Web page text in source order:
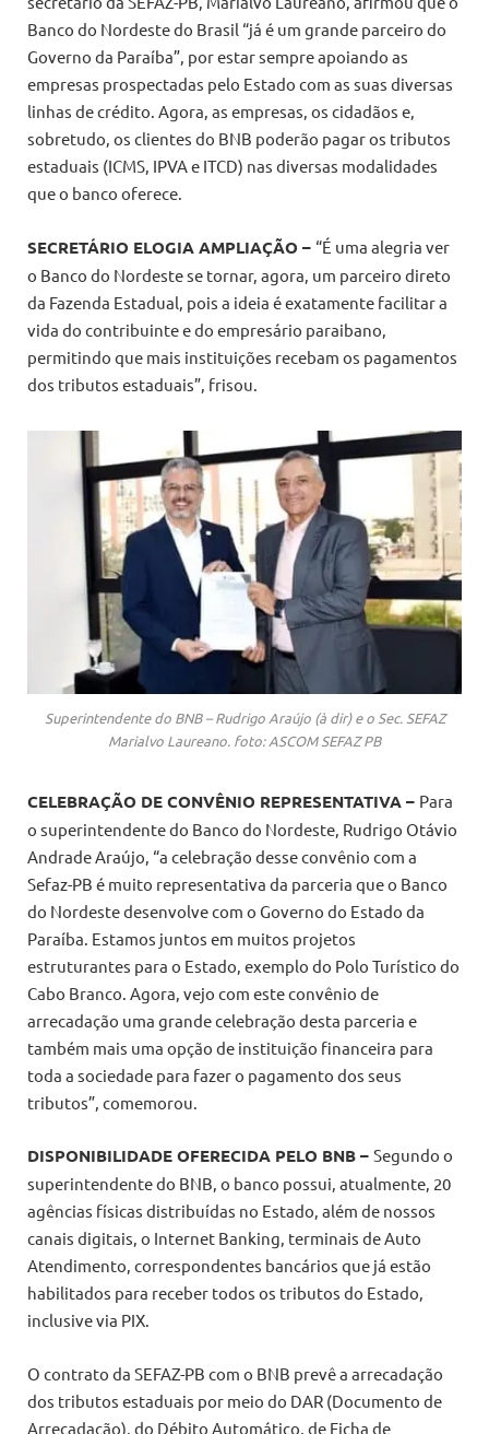
Banco do Nordeste do Brasil “já é um grande parceiro do
Governo da Paraíba”, por estar sempre apoiando as
empresas prospectadas pelo Estado com as suas diversas
linhas de crédito. Agora, as empresas, os cidadãos e,
sobretudo, os clientes do BNB poderão pagar os tributos
estaduais (ICMS, IPVA e ITCD) nas diversas modalidades
que o banco oferece.
SECRETÁRIO ELOGIA AMPLIAÇÃO – “É uma alegria ver
o Banco do Nordeste se tornar, agora, um parceiro direto
da Fazenda Estadual, pois a ideia é exatamente facilitar a
vida do contribuinte e do empresário paraibano,
permitindo que mais instituições recebam os pagamentos
dos tributos estaduais”, frisou.
Superintendente do BNB – Rudrigo Araújo (à dir) e o Sec. SEFAZ
Marialvo Laureano. foto: ASCOM SEFAZ PB
CELEBRAÇÃO DE CONVÊNIO REPRESENTATIVA – Para
o superintendente do Banco do Nordeste, Rudrigo Otávio
Andrade Araújo, “a celebração desse convênio com a
Sefaz-PB é muito representativa da parceria que o Banco
do Nordeste desenvolve com o Governo do Estado da
Paraíba. Estamos juntos em muitos projetos
estruturantes para o Estado, exemplo do Polo Turístico do
Cabo Branco. Agora, vejo com este convênio de
arrecadação uma grande celebração desta parceria e
também mais uma opção de instituição financeira para
toda a sociedade para fazer o pagamento dos seus
tributos”, comemorou.
DISPONIBILIDADE OFERECIDA PELO BNB – Segundo o
superintendente do BNB, o banco possui, atualmente, 20
agências físicas distribuídas no Estado, além de nossos
canais digitais, o Internet Banking, terminais de Auto
Atendimento, correspondentes bancários que já estão
habilitados para receber todos os tributos do Estado,
inclusive via PIX.
O contrato da SEFAZ-PB com o BNB prevê a arrecadação
dos tributos estaduais por meio do DAR (Documento de
Arrecadação), do Débito Automático, de Ficha de